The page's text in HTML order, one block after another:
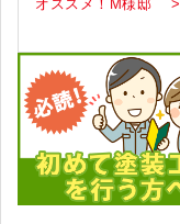
オススメ！M様邸 >